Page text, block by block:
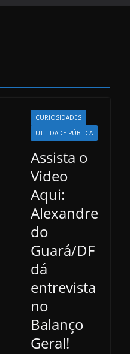
CURIOSIDADES
UTILIDADE PÚBLICA
Assista o
Video
Aqui:
Alexandre
do
Guará/DF
dá
entrevista
no
Balanço
Geral!